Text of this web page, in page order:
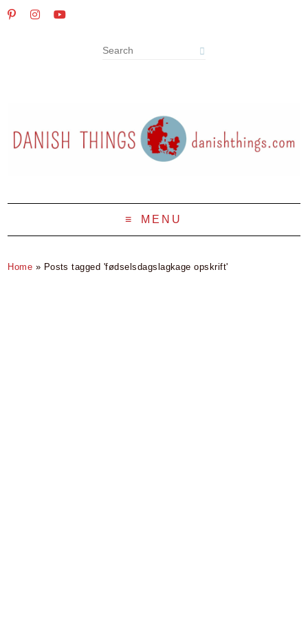
MENU
Home » Posts tagged 'fødselsdagslagkage opskrift'